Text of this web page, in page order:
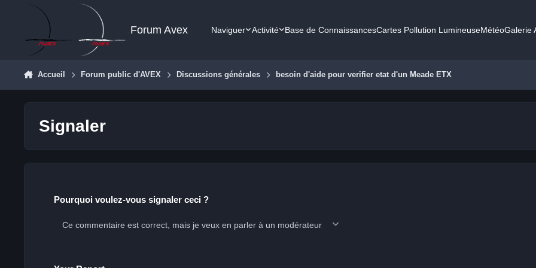
Aller au contenu
Forum Avex Naviguer Activité Base de ConnaissancesCartes Pollution LumineuseMétéoGalerie
Accueil Forum public d'AVEX Discussions générales besoin d'aide pour verifier etat d'un Meade ETX
Signaler
Pourquoi voulez-vous signaler ceci ?